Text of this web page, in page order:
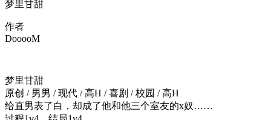
梦里甘甜
作者
DooooM
梦里甘甜
原创 / 男男 / 现代 / 高H / 喜剧 / 校园 / 高H
给直男表了白，却成了他和他三个室友的x奴……